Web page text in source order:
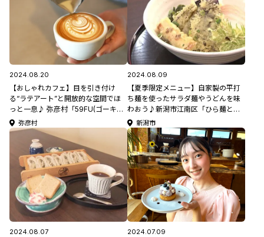
2024.08.20
【おしゃれカフェ】目を引き付け
る“ラテアート”と開放的な空間でほ
っと一息♪ 弥彦村「59FU(ゴーキュ
ーエフユー)」 #025新CMロケ地紹
介
弥彦村
2024.08.09
【夏季限定メニュー】自家製の平打
ち麺を使ったサラダ麺やうどんを味
わおう♪新潟市江南区「ひら麺と珈
琲 Ojigo(オジゴ)」
新潟市
2024.08.07 2024.07.09